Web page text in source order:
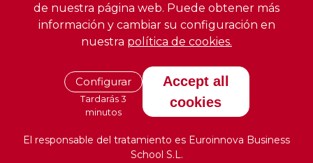
de nuestra página web. Puede obtener más
información y cambiar su configuración en
nuestra política de cookies.
Configurar
Tardarás 3
minutos
Accept all
cookies
El responsable del tratamiento es Euroinnova Business
School S.L.